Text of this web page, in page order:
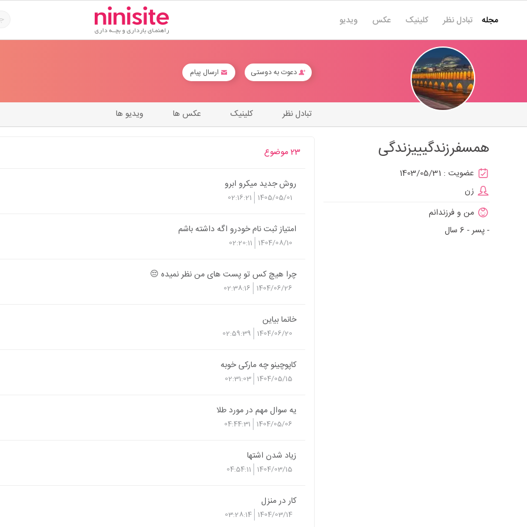
مجله تبادل نظر کلینیک عکس ویدیو
دعوت به دوستی ارسال پیام
ویدیو ها عکس ها کلینیک تبادل نظر
همسفرزندگیییزندگی
عضویت : 1403/05/31
زن
من و فرزندانم
- پسر - 6 سال
23 موضوع
روش جدید میکرو ابرو
1405/05/01
02:16:21
امتیاز ثبت نام خودرو اگه داشته باشم
1404/08/10
02:20:11
چرا هیچ کس تو پست های من نظر نمیده 😔
1404/06/26
02:38:16
خانما بیاین
1404/06/20
02:59:39
کاپوچینو چه مارکی خوبه
1404/05/15
02:31:03
یه سوال مهم در مورد طلا
1404/05/06
04:44:31
زیاد شدن اشتها
1404/03/15
04:54:11
کار در منزل
1404/03/14
03:28:14